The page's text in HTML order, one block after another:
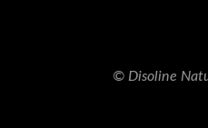
© Disoline